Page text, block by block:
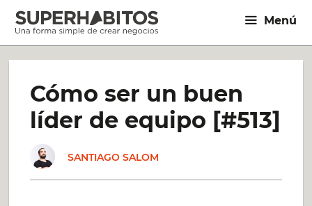
Saltar
contenido
Menú
Cómo ser un buen
líder de equipo [#513]
SANTIAGO SALOM